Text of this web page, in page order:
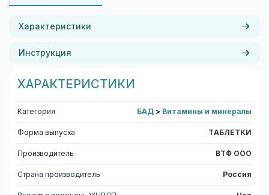
Характеристики
Инструкция
ХАРАКТЕРИСТИКИ
Категория БАД > Витамины и минералы
Форма выпуска ТАБЛЕТКИ
Производитель ВТФ ООО
Страна производитель Россия